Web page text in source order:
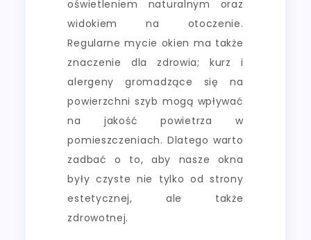
oświetleniem naturalnym oraz
widokiem na otoczenie.
Regularne mycie okien ma także
znaczenie dla zdrowia; kurz i
alergeny gromadzące się na
powierzchni szyb mogą wpływać
na jakość powietrza w
pomieszczeniach. Dlatego warto
zadbać o to, aby nasze okna
były czyste nie tylko od strony
estetycznej, ale także
zdrowotnej.